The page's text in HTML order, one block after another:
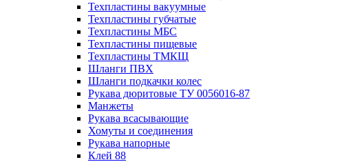
Техпластины вакуумные
Техпластины губчатые
Техпластины МБС
Техпластины пищевые
Техпластины ТМКЩ
Шланги ПВХ
Шланги подкачки колес
Рукава дюритовые ТУ 0056016-87
Манжеты
Рукава всасывающие
Хомуты и соединения
Рукава напорные
Клей 88